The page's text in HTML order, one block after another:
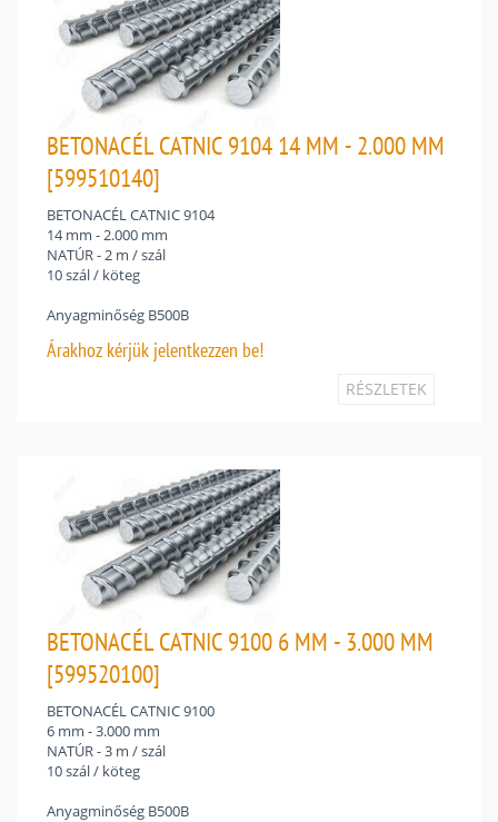
BETONACÉL CATNIC 9104 14 MM - 2.000 MM
[599510140]
BETONACÉL CATNIC 9104
14 mm - 2.000 mm
NATÚR - 2 m / szál
10 szál / köteg
Anyagminőség B500B
Árakhoz kérjük jelentkezzen be!
RÉSZLETEK
BETONACÉL CATNIC 9100 6 MM - 3.000 MM
[599520100]
BETONACÉL CATNIC 9100
6 mm - 3.000 mm
NATÚR - 3 m / szál
10 szál / köteg
Anyagminőség B500B